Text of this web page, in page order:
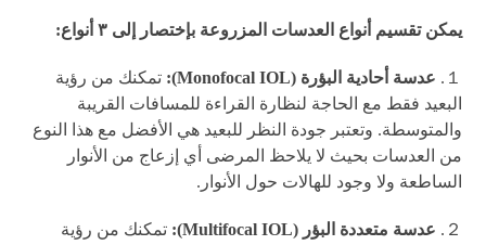
يمكن تقسيم أنواع العدسات المزروعة بإختصار إلى ٣ أنواع:
１. عدسة أحادية البؤرة (Monofocal IOL):
تمكنك من رؤية
البعيد فقط مع الحاجة لنظارة القراءة للمسافات القريبة
والمتوسطة. وتعتبر جودة النظر للبعيد هي الأفضل مع هذا النوع
من العدسات بحيث لا يلاحظ المرضى أي إزعاج من الأنوار
الساطعة ولا وجود للهالات حول الأنوار.
２. عدسة متعددة البؤر (Multifocal IOL):
تمكنك من رؤية